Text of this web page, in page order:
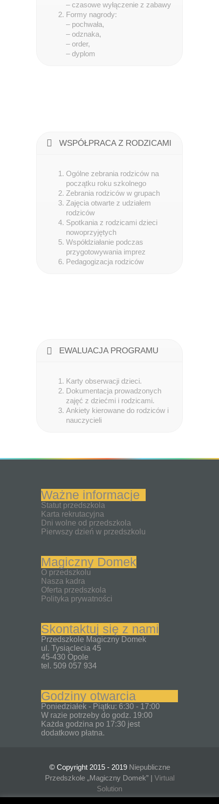
– czasowe wyłączenie z zabawy
Formy nagrody:
– pochwała,
– odznaka,
– order,
– dyplom
WSPÓŁPRACA Z RODZICAMI
Ogólne zebrania rodziców na
początku roku szkolnego
Zebrania rodziców w grupach
Zajęcia otwarte z udziałem
rodziców
Spotkania z rodzicami dzieci
nowoprzyjętych
Współdziałanie podczas
przygotowywania imprez
Pedagogizacja rodziców
EWALUACJA PROGRAMU
Karty obserwacji dzieci.
Dokumentacja prowadzonych
zajęć z dziećmi i rodzicami.
Ankiety kierowane do rodziców i
nauczycieli
Ważne informacje
Statut przedszkola
Karta rekrutacyjna
Dni wolne od przedszkola
Pierwszy dzień w przedszkolu
Magiczny Domek
O przedszkolu
Nasza kadra
Oferta przedszkola
Polityka prywatności
Skontaktuj się z nami
Przedszkole Magiczny Domek
ul. Tysiąclecia 45
45-430 Opole
tel. 509 057 934
Godziny otwarcia
Poniedziałek - Piątku: 6:30 - 17:00
W razie potrzeby do godz. 19:00
Każda godzina po 17:30 jest
dodatkowo płatna.
© Copyright 2015 - 2019 Niepubliczne
Przedszkole „Magiczny Domek” | Virtual
Solution